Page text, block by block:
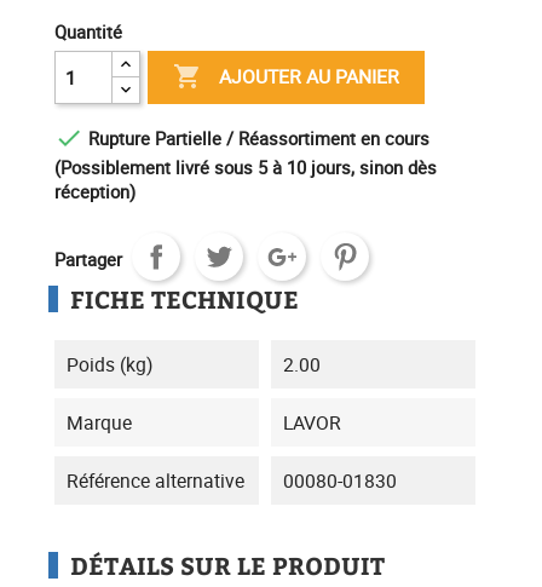
Quantité
 AJOUTER AU PANIER
 Rupture Partielle / Réassortiment en cours
(Possiblement livré sous 5 à 10 jours, sinon dès
réception)
Partager
FICHE TECHNIQUE
Poids (kg) 2.00
Marque LAVOR
Référence alternative 00080-01830
DÉTAILS SUR LE PRODUIT